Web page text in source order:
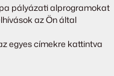
pályázati alprogramokat
az Ön által
egyes címekre kattintva